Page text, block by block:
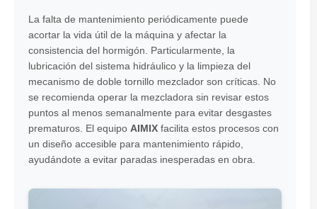
La falta de mantenimiento periódicamente puede
acortar la vida útil de la máquina y afectar la
consistencia del hormigón. Particularmente, la
lubricación del sistema hidráulico y la limpieza del
mecanismo de doble tornillo mezclador son críticas. No
se recomienda operar la mezcladora sin revisar estos
puntos al menos semanalmente para evitar desgastes
prematuros. El equipo AIMIX facilita estos procesos con
un diseño accesible para mantenimiento rápido,
ayudándote a evitar paradas inesperadas en obra.